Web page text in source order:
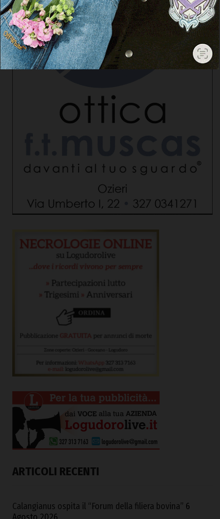
ARTICOLI RECENTI
Calangianus ospita il “Forum della filiera bovina” 6